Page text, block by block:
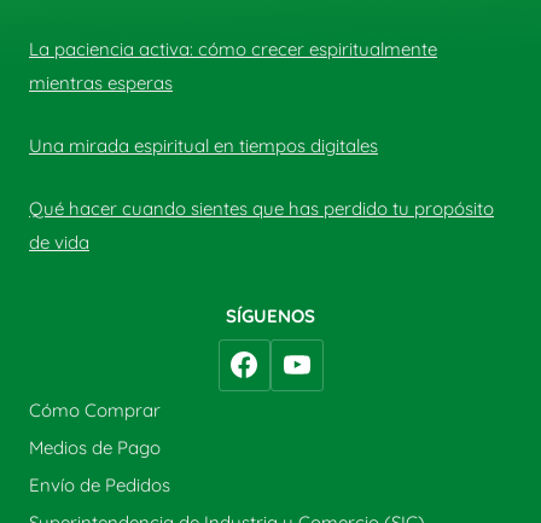
La paciencia activa: cómo crecer espiritualmente
mientras esperas
Una mirada espiritual en tiempos digitales
Qué hacer cuando sientes que has perdido tu propósito
de vida
SÍGUENOS
Cómo Comprar
Medios de Pago
Envío de Pedidos